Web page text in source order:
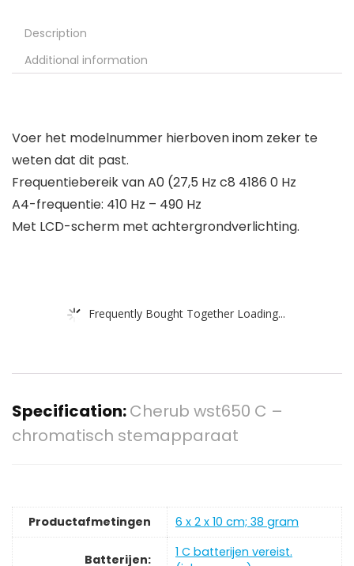
Description
Additional information
Voer het modelnummer hierboven inom zeker te
weten dat dit past.
Frequentiebereik van A0 (27,5 Hz c8 4186 0 Hz
A4-frequentie: 410 Hz – 490 Hz
Met LCD-scherm met achtergrondverlichting.
Frequently Bought Together Loading...
Specification:Cherub wst650 C –
chromatisch stemapparaat
Productafmetingen ‎6 x 2 x 10 cm; 38 gram
Batterijen:
‎1 C batterijen vereist.